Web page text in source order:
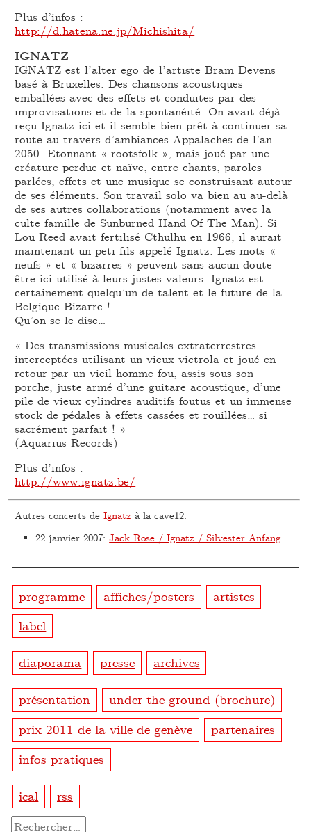
Plus d’infos :
http://d.hatena.ne.jp/Michishita/
IGNATZ
IGNATZ est l’alter ego de l’artiste Bram Devens
basé à Bruxelles. Des chansons acoustiques
emballées avec des effets et conduites par des
improvisations et de la spontanéité. On avait déjà
reçu Ignatz ici et il semble bien prêt à continuer sa
route au travers d’ambiances Appalaches de l’an
2050. Etonnant « rootsfolk », mais joué par une
créature perdue et naïve, entre chants, paroles
parlées, effets et une musique se construisant autour
de ses éléments. Son travail solo va bien au au-delà
de ses autres collaborations (notamment avec la
culte famille de Sunburned Hand Of The Man). Si
Lou Reed avait fertilisé Cthulhu en 1966, il aurait
maintenant un peti fils appelé Ignatz. Les mots «
neufs » et « bizarres » peuvent sans aucun doute
être ici utilisé à leurs justes valeurs. Ignatz est
certainement quelqu’un de talent et le future de la
Belgique Bizarre !
Qu’on se le dise…
« Des transmissions musicales extraterrestres
interceptées utilisant un vieux victrola et joué en
retour par un vieil homme fou, assis sous son
porche, juste armé d’une guitare acoustique, d’une
pile de vieux cylindres auditifs foutus et un immense
stock de pédales à effets cassées et rouillées… si
sacrément parfait ! »
(Aquarius Records)
Plus d’infos :
http://www.ignatz.be/
Autres concerts deIgnatz à la cave12:
22 janvier 2007:Jack Rose / Ignatz / Silvester Anfang
programme affiches/posters
artistes
label
diaporama presse archives
présentation
under the ground (brochure)
prix 2011 de la ville de genève
partenaires
infos pratiques
ical rss
Rechercher :